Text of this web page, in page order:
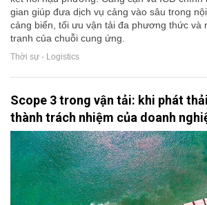
gian giúp đưa dịch vụ cảng vào sâu trong
cảng biển, tối ưu vận tải đa phương thức và
tranh của chuỗi cung ứng.
Thời sự - Logistics
Scope 3 trong vận tải: khi phát
thành trách nhiệm của doanh